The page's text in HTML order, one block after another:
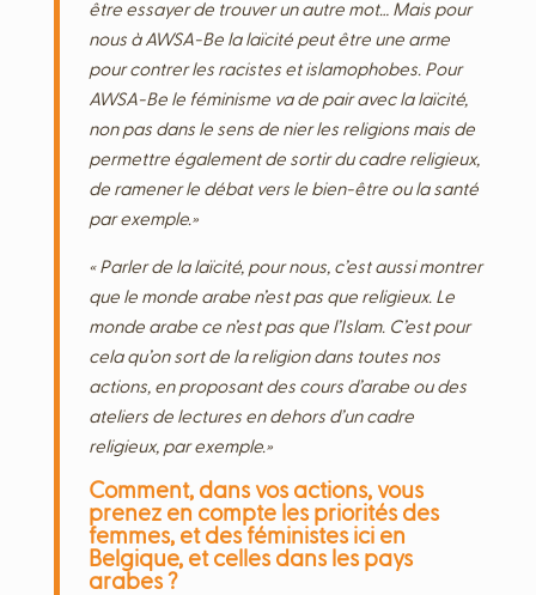
être essayer de trouver un autre mot… Mais pour
nous à AWSA-Be la laïcité peut être une arme
pour contrer les racistes et islamophobes. Pour
AWSA-Be le féminisme va de pair avec la laïcité,
non pas dans le sens de nier les religions mais de
permettre également de sortir du cadre religieux,
de ramener le débat vers le bien-être ou la santé
par exemple.»
« Parler de la laïcité, pour nous, c’est aussi montrer
que le monde arabe n’est pas que religieux. Le
monde arabe ce n’est pas que l’Islam. C’est pour
cela qu’on sort de la religion dans toutes nos
actions, en proposant des cours d’arabe ou des
ateliers de lectures en dehors d’un cadre
religieux, par exemple.»
Comment, dans vos actions, vous
prenez en compte les priorités des
femmes, et des féministes ici en
Belgique, et celles dans les pays
arabes ?